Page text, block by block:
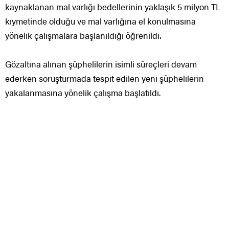
kaynaklanan mal varlığı bedellerinin yaklaşık 5 milyon TL
kıymetinde olduğu ve mal varlığına el konulmasına
yönelik çalışmalara başlanıldığı öğrenildi.
Gözaltına alınan şüphelilerin isimli süreçleri devam
ederken soruşturmada tespit edilen yeni şüphelilerin
yakalanmasına yönelik çalışma başlatıldı.